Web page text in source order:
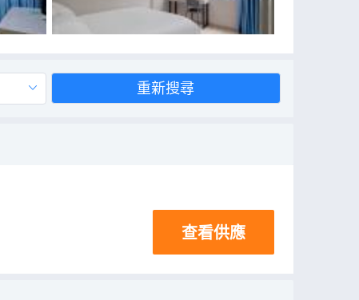
重新搜尋
查看供應